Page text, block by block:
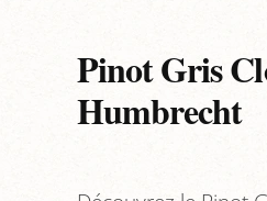
Pinot Gris
Humbrecht